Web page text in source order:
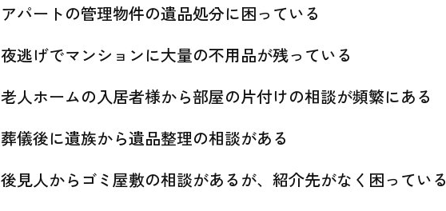
アパートの管理物件の遺品処分に困っている
夜逃げでマンションに大量の不用品が残っている
老人ホームの入居者様から部屋の片付けの相談が頻繁にある
葬儀後に遺族から遺品整理の相談がある
後見人からゴミ屋敷の相談があるが、紹介先がなく困っている